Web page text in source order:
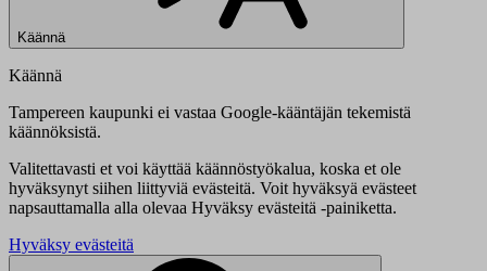
Käännä
Käännä
Tampereen kaupunki ei vastaa Google-kääntäjän tekemistä
käännöksistä.
Valitettavasti et voi käyttää käännöstyökalua, koska et ole
hyväksynyt siihen liittyviä evästeitä. Voit hyväksyä evästeet
napsauttamalla alla olevaa Hyväksy evästeitä -painiketta.
Hyväksy evästeitä